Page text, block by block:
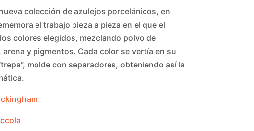
colección de azulejos porcelánicos, en
el trabajo pieza a pieza en el que el
colores elegidos, mezclando polvo de
arena y pigmentos. Cada color se vertía en su
molde con separadores, obteniendo así la